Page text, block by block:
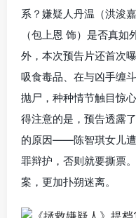
系？嫌疑人丹温（洪浚
（包上恩 饰）是否真
外，本次预告片还首次
吸食毒品、在与凶手缠
抛尸，种种情节触目惊
得注意的是，预告透露
的原因——陈智琪女儿
罪辩护，否则就要撕票
案，更加扑朔迷离。